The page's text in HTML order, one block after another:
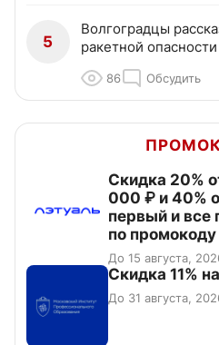
5
Волгоградцы
ракетной опасности
86 Обсудить
Скидка 20%
000 ₽ и 40%
первый и все
по
До 15 августа,
Скидка 11%
До 31 августа,